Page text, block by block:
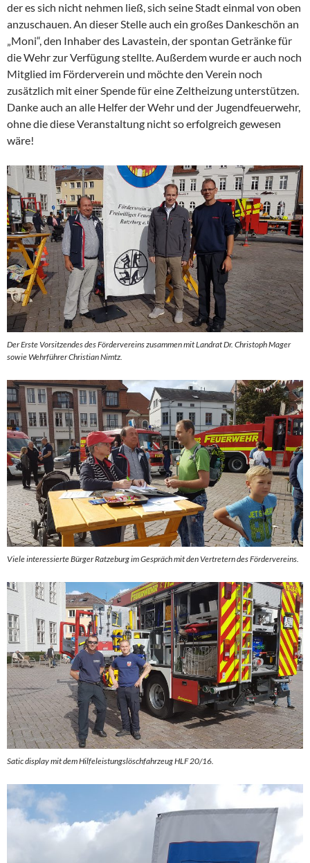
der es sich nicht nehmen ließ, sich seine Stadt einmal von oben
anzuschauen. An dieser Stelle auch ein großes Dankeschön an
„Moni“, den Inhaber des Lavastein, der spontan Getränke für
die Wehr zur Verfügung stellte. Außerdem wurde er auch noch
Mitglied im Förderverein und möchte den Verein noch
zusätzlich mit einer Spende für eine Zeltheizung unterstützen.
Danke auch an alle Helfer der Wehr und der Jugendfeuerwehr,
ohne die diese Veranstaltung nicht so erfolgreich gewesen
wäre!
Der Erste Vorsitzendes des Fördervereins zusammen mit Landrat Dr. Christoph Mager
sowie Wehrführer Christian Nimtz.
Viele interessierte Bürger Ratzeburg im Gespräch mit den Vertretern des Fördervereins.
Satic display mit dem Hilfeleistungslöschfahrzeug HLF 20/16.